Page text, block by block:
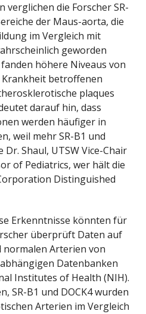
die Forscher SR-
der Maus-aorta, die
im Vergleich mit
geworden
höhere Niveaus von
Krankheit betroffenen
plaques
darauf hin, dass
werden häufiger in
weil mehr SR-B1 und
Dr. Shaul, UTSW Vice-Chair
of Pediatrics, wer hält die
Distinguished
Erkenntnisse könnten für
überprüft Daten auf
Arterien von
Datenbanken
Institutes of Health (NIH).
SR-B1 und DOCK4 wurden
Arterien im Vergleich